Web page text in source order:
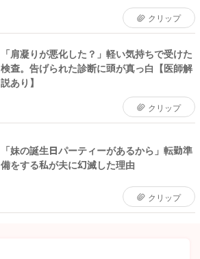
クリップ
「肩凝りが悪化した？」軽い気持ちで受けた
検査。告げられた診断に頭が真っ白【医師解
説あり】
クリップ
「妹の誕生日パーティーがあるから」転勤準
備をする私が夫に幻滅した理由
クリップ